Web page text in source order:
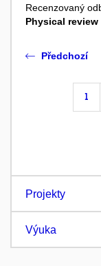
Recenzovaný
Physical review
Předchozí
1
Projekty
Výuka